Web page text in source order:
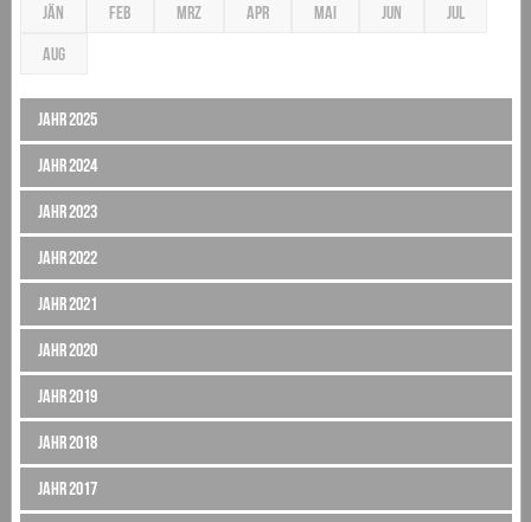
JÄN FEB MRZ APR MAI JUN JUL
AUG
Jahr 2025
Jahr 2024
Jahr 2023
Jahr 2022
Jahr 2021
Jahr 2020
Jahr 2019
Jahr 2018
Jahr 2017